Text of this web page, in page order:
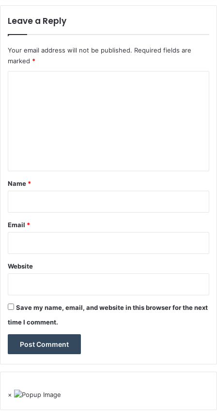
Leave a Reply
Your email address will not be published. Required fields are
marked *
*
Name *
Email *
Website
Save my name, email, and website in this browser for the next
time I comment.
×